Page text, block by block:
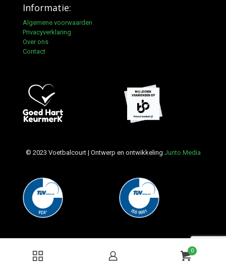
Informatie:
Algemene voorwaarden
Privacyverklaring
Over ons
Contact
© 2023 Voetbalcourt | Ontwerp en ontwikkeling Junto Media
0